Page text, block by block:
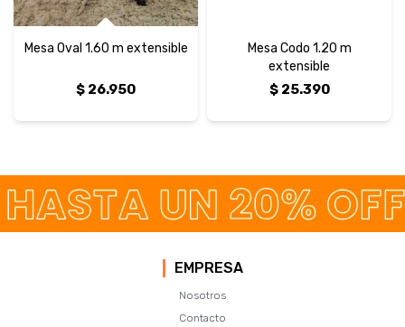
Mesa Oval 1.60 m extensible
$ 26.950
Mesa Codo 1.20 m
extensible
$ 25.390
EMPRESA
Nosotros
Contacto